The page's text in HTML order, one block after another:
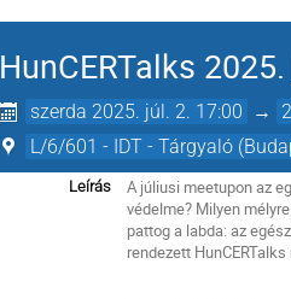
HunCERTalks
szerda 2025. júl. 2. 17:00 →
L/6/601 - IDT - Tárgyaló
Leírás
A júliusi meetupon az
védelme? Milyen
pattog a labda: az
rendezett